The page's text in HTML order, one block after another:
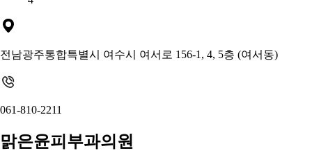
전남광주통합특별시 여수시 여서로 156-1, 4, 5층 (여서동)
061-810-2211
맑은윤피부과의원